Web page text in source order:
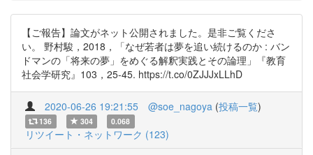
【ご報告】論文がネット公開されました。是非ご覧くださ
い。 野村駿，2018，「なぜ若者は夢を追い続けるのか : バン
ドマンの「将来の夢」をめぐる解釈実践とその論理」『教育
社会学研究』103，25-45. https://t.co/0ZJJJxLLhD
2020-06-26 19:21:55 @soe_nagoya (投稿一覧)
136 304 0.068
リツイート・ネットワーク (123)